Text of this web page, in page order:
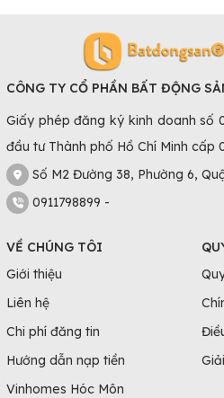
CÔNG TY CỔ PHẦN BẤT ĐỘNG
Giấy phép đăng ký kinh doanh số
đầu tư Thành phố Hồ Chí Minh cấp
Số M2 Đường 38, Phường 6,
0911798899 -
VỀ CHÚNG TÔI
Giới thiệu
Liên hệ
Chi phí đăng tin
Hướng dẫn nạp tiền
Vinhomes Hóc Môn